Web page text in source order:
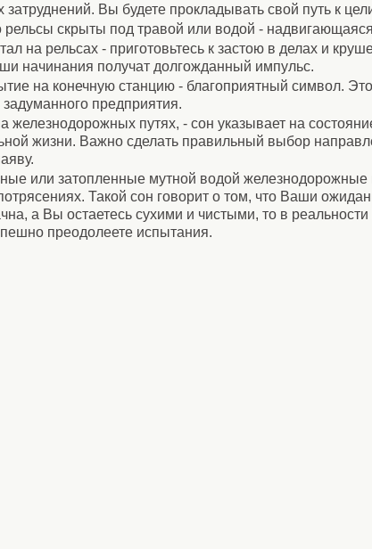
Вы будете прокладывать свой путь к
рельсы скрыты под травой или водой -
на рельсах - приготовьтесь к застою в делах и
начинания получат долгожданный импульс.
на конечную станцию - благоприятный символ.
предприятия.
железнодорожных путях, - сон указывает на
жизни. Важно сделать правильный выбор
или затопленные мутной водой
Такой сон говорит о том, что Ваши
а Вы остаетесь сухими и чистыми, то в
преодолеете испытания.